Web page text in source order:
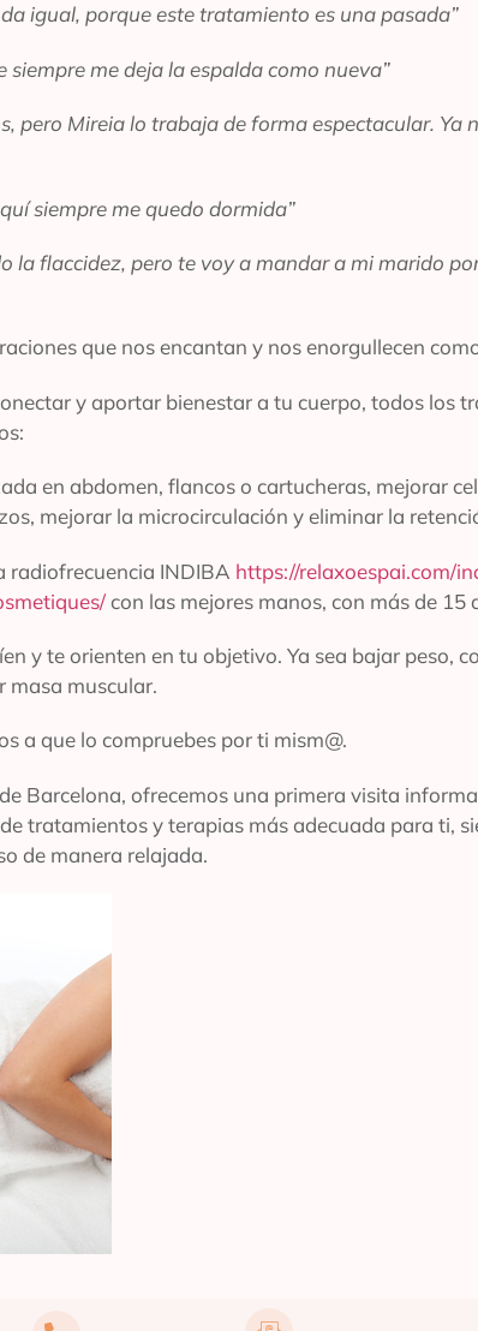
igual, porque este tratamiento es una pasada”
me deja la espalda como nueva”
Mireia lo trabaja de forma espectacular. Ya
siempre me quedo dormida”
flaccidez, pero te voy a mandar a mi marido
que nos encantan y nos enorgullecen
y aportar bienestar a tu cuerpo, todos los
en abdomen, flancos o cartucheras, mejorar
mejorar la microcirculación y eliminar la
radiofrecuencia INDIBA https://relaxoespai.com/
con las mejores manos, con más de 15
y te orienten en tu objetivo. Ya sea bajar peso,
masa muscular.
a que lo compruebes por ti mism@.
Barcelona, ofrecemos una primera visita
tratamientos y terapias más adecuada para ti,
de manera relajada.